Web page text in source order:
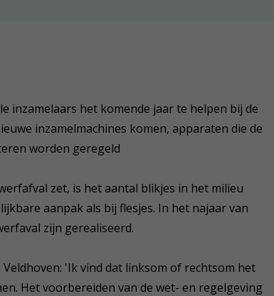
inzamelaars het komende jaar te helpen bij de
inzamelmachines komen, apparaten die de
worden geregeld
zet, is het aantal blikjes in het milieu
aanpak als bij flesjes. In het najaar van
zijn gerealiseerd.
'Ik vind dat linksom of rechtsom het
Het voorbereiden van de wet- en regelgeving